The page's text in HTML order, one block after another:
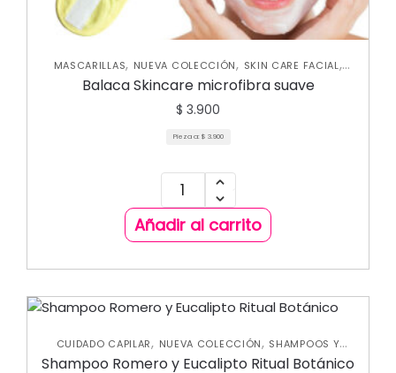
MASCARILLAS, NUEVA COLECCIÓN, SKIN CARE FACIAL,
VARIEDADES
Balaca Skincare microfibra suave
$ 3.900
Pieza a: $ 3.900
Añadir al carrito
CUIDADO CAPILAR, NUEVA COLECCIÓN, SHAMPOOS Y
ACONDICIONADORES
Shampoo Romero y Eucalipto Ritual Botánico